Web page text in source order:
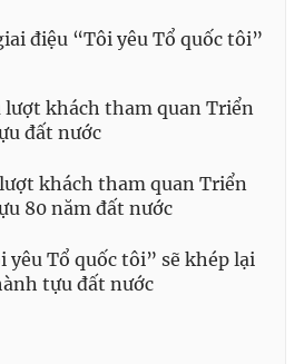
điệu “Tôi yêu Tổ quốc tôi”
lượt khách tham quan Triển
đất nước
khách tham quan Triển
80 năm đất nước
yêu Tổ quốc tôi” sẽ khép lại
tựu đất nước